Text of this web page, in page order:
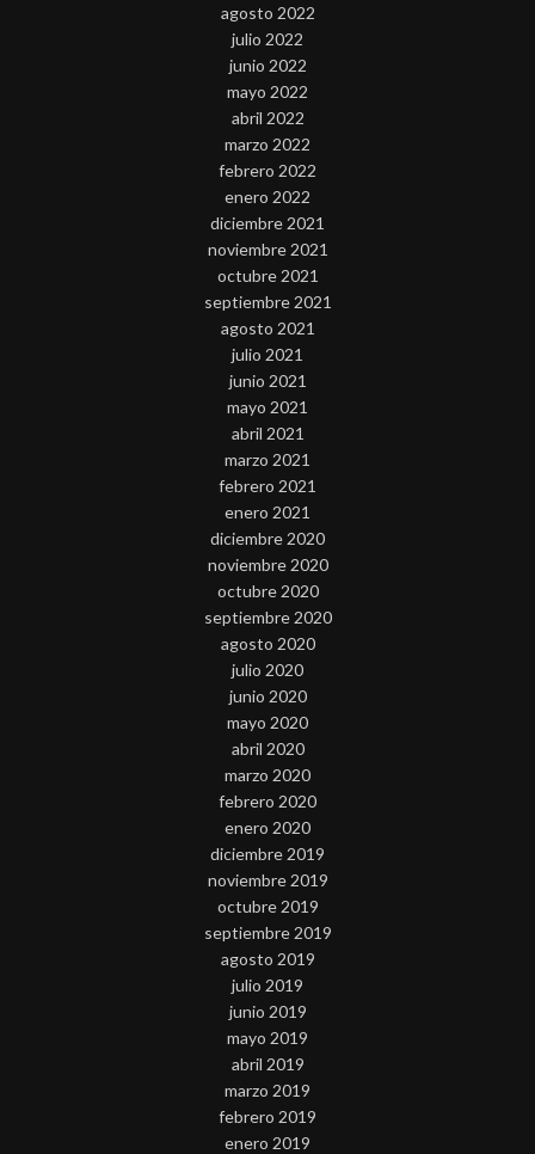
agosto 2022
julio 2022
junio 2022
mayo 2022
abril 2022
marzo 2022
febrero 2022
enero 2022
diciembre 2021
noviembre 2021
octubre 2021
septiembre 2021
agosto 2021
julio 2021
junio 2021
mayo 2021
abril 2021
marzo 2021
febrero 2021
enero 2021
diciembre 2020
noviembre 2020
octubre 2020
septiembre 2020
agosto 2020
julio 2020
junio 2020
mayo 2020
abril 2020
marzo 2020
febrero 2020
enero 2020
diciembre 2019
noviembre 2019
octubre 2019
septiembre 2019
agosto 2019
julio 2019
junio 2019
mayo 2019
abril 2019
marzo 2019
febrero 2019
enero 2019